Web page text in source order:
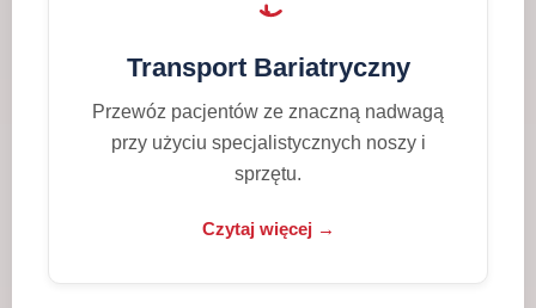
Transport Bariatryczny
Przewóz pacjentów ze znaczną nadwagą
przy użyciu specjalistycznych noszy i
sprzętu.
Czytaj więcej →